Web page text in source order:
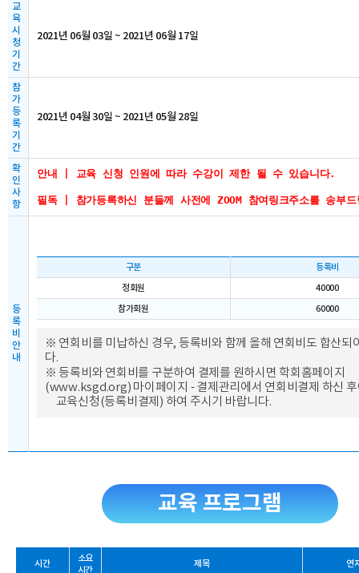
교
육
시
청
기
간
2021년 06월 03일 ~ 2021년 06월 17일
참
가
등
록
기
간
2021년 04월 30일 ~ 2021년 05월 28일
확
인
사
항
안내 | 교육 신청 인원에 따라 수강이 제한 될 수 있습니다.
필독 | 참가등록하신 분들께 사전에 ZOOM 참여링크주소를 송부드
등
록
비
안
내
구분
등록비
정회원
40000
참가회원
60000
※ 연회비를 미납하신 경우, 등록비와 함께 올해 연회비도 합산되
다.
※ 등록비와 연회비를 구분하여 결제를 원하시면 학회홈페이지
(www.ksgd.org) 마이페이지 - 결제관리에서 연회비결제 하신
교육신청(등록비결제) 하여 주시기 바랍니다.
교육 프로그램
시간
소요
시간
제목 연